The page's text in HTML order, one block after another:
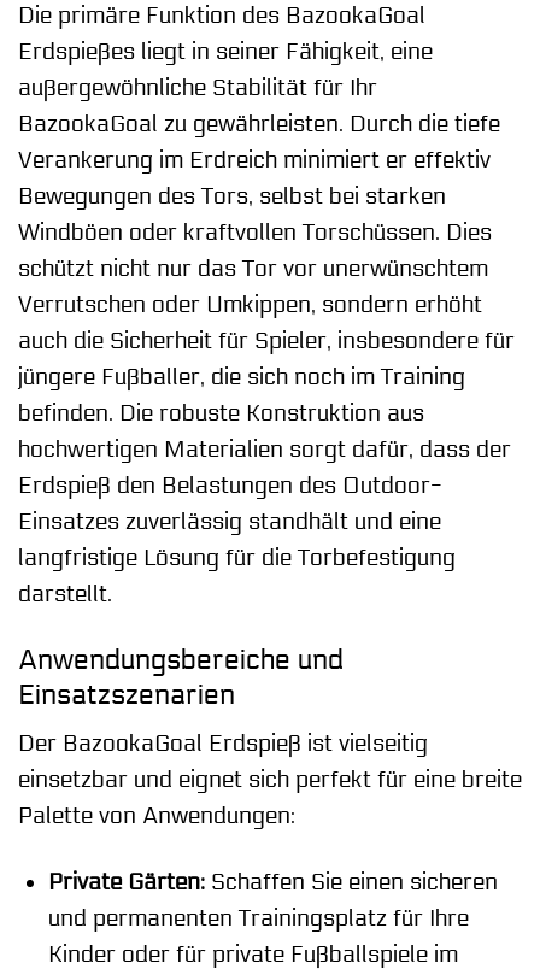
Die primäre Funktion des BazookaGoal
Erdspießes liegt in seiner Fähigkeit, eine
außergewöhnliche Stabilität für Ihr
BazookaGoal zu gewährleisten. Durch die tiefe
Verankerung im Erdreich minimiert er effektiv
Bewegungen des Tors, selbst bei starken
Windböen oder kraftvollen Torschüssen. Dies
schützt nicht nur das Tor vor unerwünschtem
Verrutschen oder Umkippen, sondern erhöht
auch die Sicherheit für Spieler, insbesondere für
jüngere Fußballer, die sich noch im Training
befinden. Die robuste Konstruktion aus
hochwertigen Materialien sorgt dafür, dass der
Erdspieß den Belastungen des Outdoor-
Einsatzes zuverlässig standhält und eine
langfristige Lösung für die Torbefestigung
darstellt.
Anwendungsbereiche und
Einsatzszenarien
Der BazookaGoal Erdspieß ist vielseitig
einsetzbar und eignet sich perfekt für eine breite
Palette von Anwendungen:
Private Gärten:Schaffen Sie einen sicheren
und permanenten Trainingsplatz für Ihre
Kinder oder für private Fußballspiele im